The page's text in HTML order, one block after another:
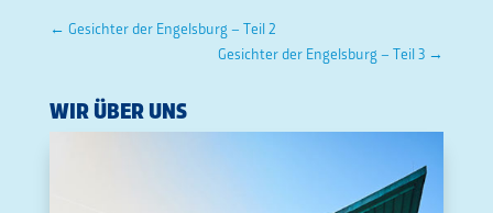
← Gesichter der Engelsburg – Teil 2
Gesichter der Engelsburg – Teil 3 →
WIR ÜBER UNS